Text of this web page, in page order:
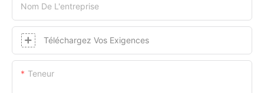
Nom De L'entreprise
Téléchargez Vos Exigences
Teneur